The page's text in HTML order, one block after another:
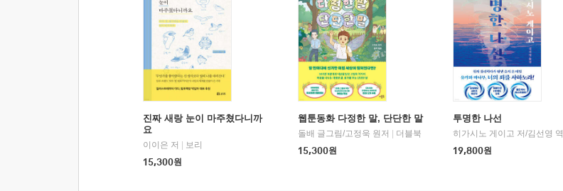
진짜 새랑 눈이 마주쳤다니까
요
이이은 저
보리
15,300원
웹툰동화 다정한 말, 단단한 말
돌배 글그림/고정욱 원저
더블북
15,300원
투명한 나선
히가시노 게이고 저/김선영 역
19,800원